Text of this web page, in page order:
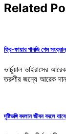
Related
ফ্রি-ফায়ার পাবজি গেম
ভার্চুয়াল ভাইরাসের
তরুণীর জন্যে আরেক
দৃষ্টিভঙ্গি বদলান জীবন বদলে যাবে